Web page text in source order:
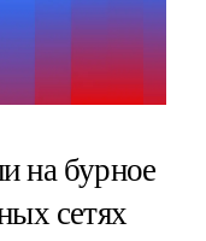
на бурное
сетях